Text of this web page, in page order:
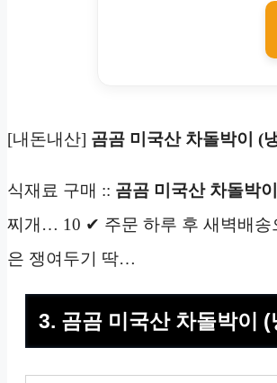
[내돈내산] 곰곰 미국산 차돌박이 (
식재료 구매 :: 곰곰 미국산 차돌박
찌개… 10 ✔ 주문 하루 후 새벽배송
은 쟁여두기 딱…
3. 곰곰 미국산 차돌박이 (